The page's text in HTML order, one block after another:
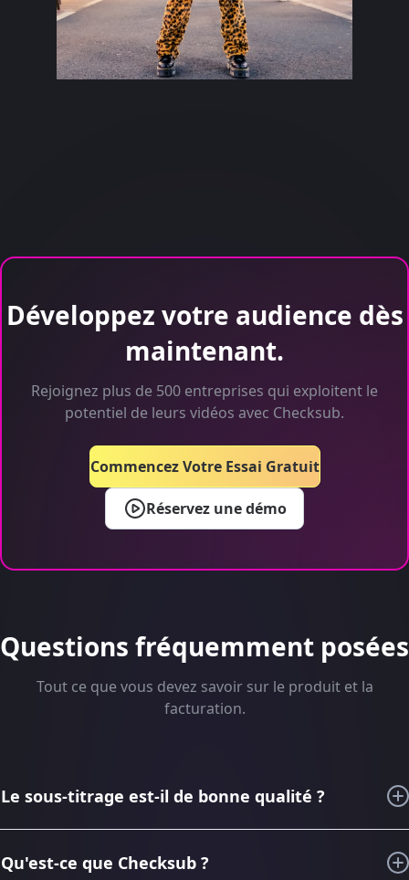
Développez votre audience dès
maintenant.
Rejoignez plus de 500 entreprises qui exploitent le
potentiel de leurs vidéos avec Checksub.
Réservez une démo
Commencez Votre Essai Gratuit
Questions fréquemment posées
Tout ce que vous devez savoir sur le produit et la
facturation.
Le sous-titrage est-il de bonne qualité ?
connaissances en matière de sous-titrage et de traduction
Qu'est-ce que Checksub ?